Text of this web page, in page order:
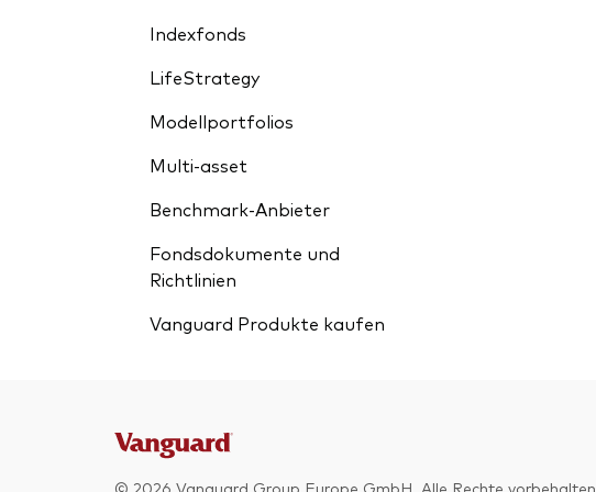
Indexfonds
LifeStrategy
Modellportfolios
Multi-asset
Benchmark-Anbieter
Fondsdokumente und
Richtlinien
Vanguard Produkte kaufen
© 2026 Vanguard Group Europe GmbH. Alle Rechte vorbehalten.